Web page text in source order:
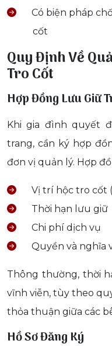
Có biện pháp
cốt
Quy Định Về
Tro Cốt
Hợp Đồng Lưu Giữ
Khi gia đình quyết
trang, cần ký hợp
đơn vị quản lý. Hợp
Vị trí hộc tro cốt
Thời hạn lưu giữ
Chi phí dịch vụ
Quyền và nghĩa
Thông thường, thời
vĩnh viễn, tùy theo
thỏa thuận giữa các
Hồ Sơ Đăng Ký